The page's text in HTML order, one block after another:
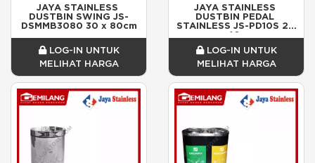
JAYA STAINLESS
DUSTBIN SWING JS-
DSMMB3080 30 x 80cm
LOG-IN UNTUK
MELIHAT HARGA
JAYA STAINLESS
DUSTBIN PEDAL
STAINLESS JS-PD10S 25
x 40cm
LOG-IN UNTUK
MELIHAT HARGA